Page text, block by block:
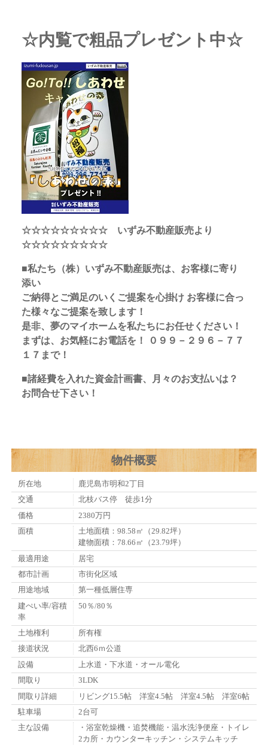
☆内覧で粗品プレゼント中☆
☆☆☆☆☆☆☆☆☆ いずみ不動産販売より
☆☆☆☆☆☆☆☆☆
■私たち（株）いずみ不動産販売は、お客様に寄り
添い
ご納得とご満足のいくご提案を心掛け お客様に合っ
た様々なご提案を致します！
是非、夢のマイホームを私たちにお任せください！
まずは、お気軽にお電話を！ ０９９－２９６－７７
１７まで！
■諸経費を入れた資金計画書、月々のお支払いは？
お問合せ下さい！
物件概要
所在地
鹿児島市明和2丁目
交通
北枝バス停 徒歩1分
価格
2380万円
面積
土地面積：98.58㎡（29.82坪）
建物面積：78.66㎡（23.79坪）
最適用途
居宅
都市計画
市街化区域
用途地域
第一種低層住専
建ぺい率/容積
率
50％/80％
土地権利
所有権
接道状況
北西6ｍ公道
設備
上水道・下水道・オール電化
間取り
3LDK
間取り詳細
リビング15.5帖 洋室4.5帖 洋室4.5帖 洋室6帖
駐車場
2台可
主な設備
・浴室乾燥機・追焚機能・温水洗浄便座・トイレ
2カ所・カウンターキッチン・システムキッチ